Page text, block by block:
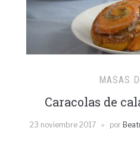
MASAS
Caracolas de
23 noviembre 2017 por